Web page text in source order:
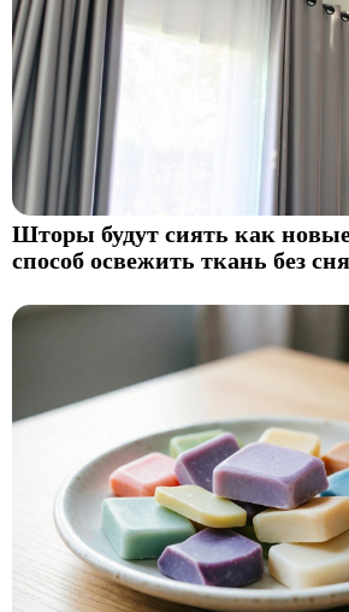
Шторы будут сиять как
способ освежить ткань без